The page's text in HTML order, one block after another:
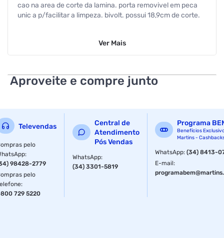
cao na area de corte da lamina. porta removivel em peca
unic a p/facilitar a limpeza. bivolt. possui 18,9cm de corte.
Ver Mais
Aproveite e compre junto
Televendas
pelo
:
98428-2779
pelo
:
729 5220
Central de
Atendimento
Pós Vendas
WhatsApp:
(34) 3301-5819
Programa
Benefícios
Martins -
WhatsApp:(34) 8413-
E-mail: